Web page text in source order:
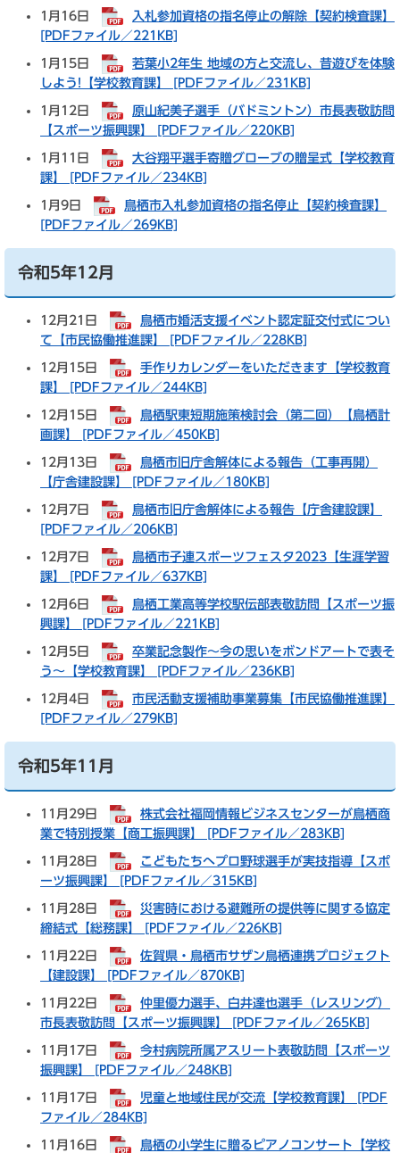
1月16日
入札参加資格の指名停止の解除【契約検査課】
[PDFファイル／221KB]
1月15日
若葉小2年生 地域の方と交流し、昔遊びを体験
しよう!【学校教育課】 [PDFファイル／231KB]
1月12日
原山紀美子選手（バドミントン）市長表敬訪問
【スポーツ振興課】 [PDFファイル／220KB]
1月11日
大谷翔平選手寄贈グローブの贈呈式【学校教育
課】 [PDFファイル／234KB]
1月9日
鳥栖市入札参加資格の指名停止【契約検査課】
[PDFファイル／269KB]
令和5年12月
12月21日
鳥栖市婚活支援イベント認定証交付式につい
て【市民協働推進課】 [PDFファイル／228KB]
12月15日
手作りカレンダーをいただきます【学校教育
課】 [PDFファイル／244KB]
12月15日
鳥栖駅東短期施策検討会（第二回）【鳥栖計
画課】 [PDFファイル／450KB]
12月13日
鳥栖市旧庁舎解体による報告（工事再開）
【庁舎建設課】 [PDFファイル／180KB]
12月7日
鳥栖市旧庁舎解体による報告【庁舎建設課】
[PDFファイル／206KB]
12月7日
鳥栖市子連スポーツフェスタ2023【生涯学習
課】 [PDFファイル／637KB]
12月6日
鳥栖工業高等学校駅伝部表敬訪問【スポーツ振
興課】 [PDFファイル／221KB]
12月5日
卒業記念製作～今の思いをボンドアートで表そ
う～【学校教育課】 [PDFファイル／236KB]
12月4日
市民活動支援補助事業募集【市民協働推進課】
[PDFファイル／279KB]
令和5年11月
11月29日
株式会社福岡情報ビジネスセンターが鳥栖商
業で特別授業【商工振興課】 [PDFファイル／283KB]
11月28日
こどもたちへプロ野球選手が実技指導【スポ
ーツ振興課】 [PDFファイル／315KB]
11月28日
災害時における避難所の提供等に関する協定
締結式【総務課】 [PDFファイル／226KB]
11月22日
佐賀県・鳥栖市サザン鳥栖連携プロジェクト
【建設課】 [PDFファイル／870KB]
11月22日
仲里優力選手、白井達也選手（レスリング）
市長表敬訪問【スポーツ振興課】 [PDFファイル／265KB]
11月17日
今村病院所属アスリート表敬訪問【スポーツ
振興課】 [PDFファイル／248KB]
11月17日
児童と地域住民が交流【学校教育課】 [PDF
ファイル／284KB]
11月16日
鳥栖の小学生に贈るピアノコンサート【学校